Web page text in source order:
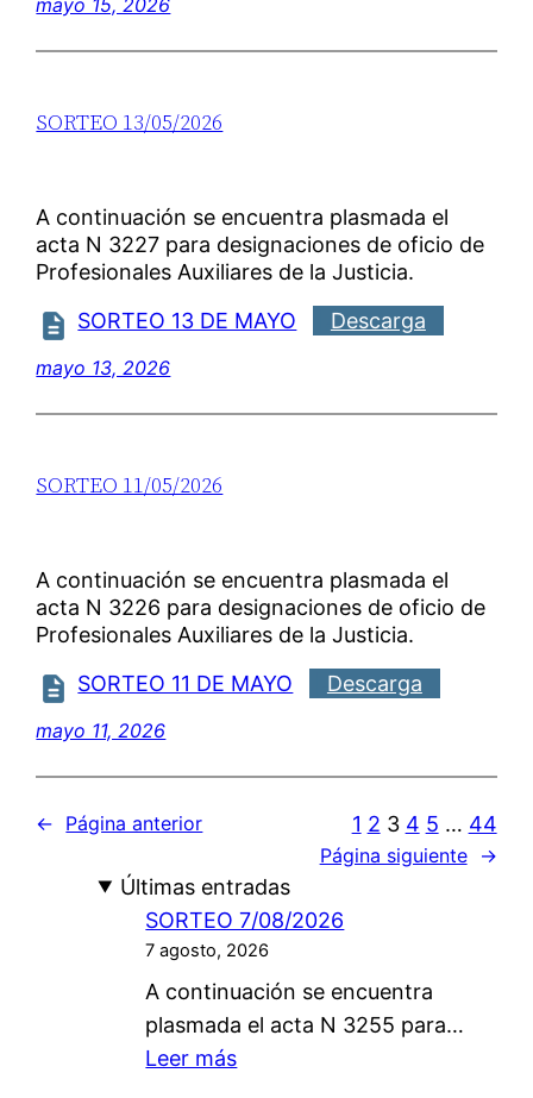
SORTEO 13/05/2026
A continuación se encuentra plasmada el
acta N 3227 para designaciones de oficio de
Profesionales Auxiliares de la Justicia.
SORTEO 13 DE MAYO
Descarga
mayo 13, 2026
SORTEO 11/05/2026
A continuación se encuentra plasmada el
acta N 3226 para designaciones de oficio de
Profesionales Auxiliares de la Justicia.
SORTEO 11 DE MAYO
Descarga
mayo 11, 2026
← Página anterior 1 2 3 4 5 … 44
Página siguiente →
Últimas entradas
SORTEO 7/08/2026
7 agosto, 2026
A continuación se encuentra
plasmada el acta N 3255 para…
Leer más: